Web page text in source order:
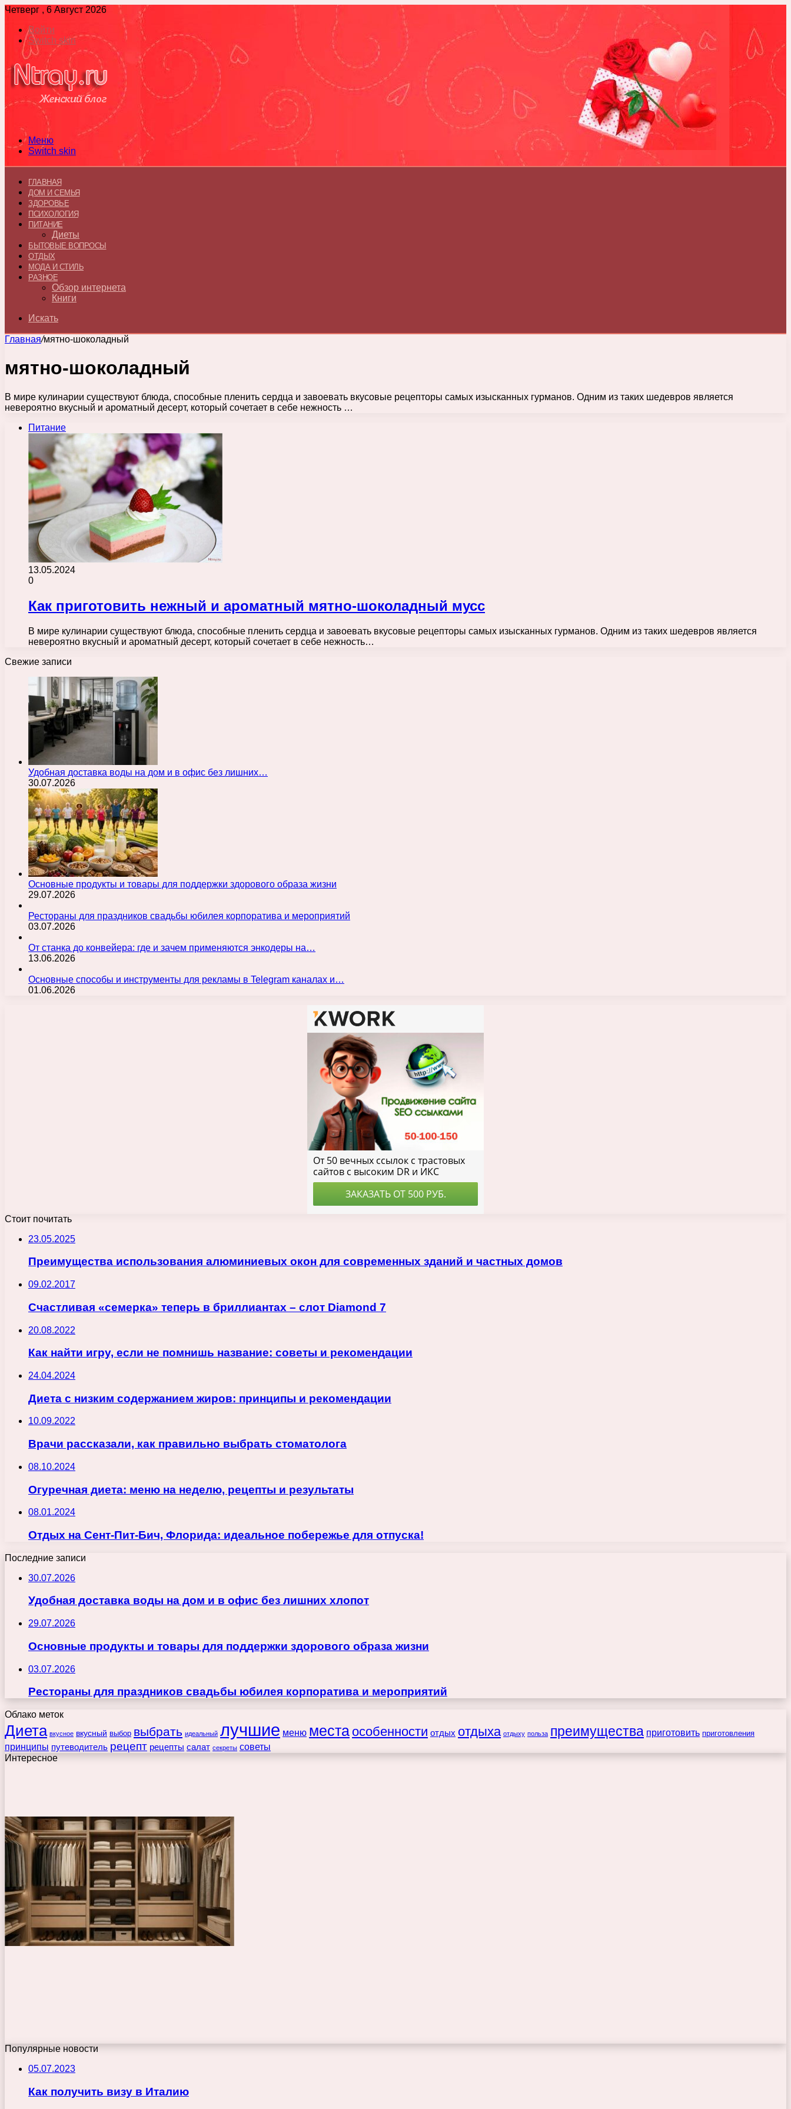
Четверг , 6 Август 2026
Войти
Switch skin
Меню
Switch skin
ГЛАВНАЯ
ДОМ И СЕМЬЯ
ЗДОРОВЬЕ
ПСИХОЛОГИЯ
ПИТАНИЕ
Диеты
БЫТОВЫЕ ВОПРОСЫ
ОТДЫХ
МОДА И СТИЛЬ
РАЗНОЕ
Обзор интернета
Книги
Искать
Главная/мятно-шоколадный
мятно-шоколадный
В мире кулинарии существуют блюда, способные пленить сердца и завоевать вкусовые рецепторы самых изысканных гурманов. Одним из таких шедевров является
невероятно вкусный и ароматный десерт, который сочетает в себе нежность …
Питание
13.05.2024
0
Как приготовить нежный и ароматный мятно-шоколадный мусс
В мире кулинарии существуют блюда, способные пленить сердца и завоевать вкусовые рецепторы самых изысканных гурманов. Одним из таких шедевров является
невероятно вкусный и ароматный десерт, который сочетает в себе нежность…
Свежие записи
Удобная доставка воды на дом и в офис без лишних…
30.07.2026
Основные продукты и товары для поддержки здорового образа жизни
29.07.2026
Рестораны для праздников свадьбы юбилея корпоратива и мероприятий
03.07.2026
От станка до конвейера: где и зачем применяются энкодеры на…
13.06.2026
Основные способы и инструменты для рекламы в Telegram каналах и…
01.06.2026
Стоит почитать
23.05.2025
Преимущества использования алюминиевых окон для современных зданий и частных домов
09.02.2017
Счастливая «семерка» теперь в бриллиантах – слот Diamond 7
20.08.2022
Как найти игру, если не помнишь название: советы и рекомендации
24.04.2024
Диета с низким содержанием жиров: принципы и рекомендации
10.09.2022
Врачи рассказали, как правильно выбрать стоматолога
08.10.2024
Огуречная диета: меню на неделю, рецепты и результаты
08.01.2024
Отдых на Сент-Пит-Бич, Флорида: идеальное побережье для отпуска!
Последние записи
30.07.2026
Удобная доставка воды на дом и в офис без лишних хлопот
29.07.2026
Основные продукты и товары для поддержки здорового образа жизни
03.07.2026
Рестораны для праздников свадьбы юбилея корпоратива и мероприятий
Облако меток
Диета вкусное вкусный выбор выбрать идеальный лучшие меню места особенности отдых отдыха отдыху польза преимущества приготовить приготовления
принципы путеводитель рецепт рецепты салат секреты советы
Интересное
Популярные новости
05.07.2023
Как получить визу в Италию